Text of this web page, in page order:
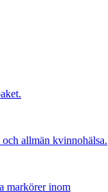
och allmän kvinnohälsa.
markörer inom